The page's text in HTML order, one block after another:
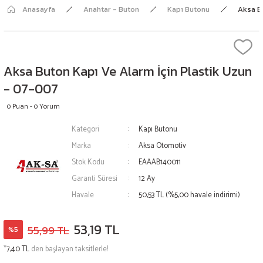
Anasayfa Anahtar - Buton Kapı Butonu Aksa
Aksa Buton Kapı Ve Alarm İçin Plastik Uzun
- 07-007
0 Puan - 0 Yorum
Kategori
Kapı Butonu
Marka
Aksa Otomotiv
Stok Kodu
EAAAB140011
Garanti Süresi
12 Ay
Havale
50,53 TL (%5,00 havale indirimi)
%5 55,99 TL 53,19 TL
*7,40 TLden başlayan taksitlerle!